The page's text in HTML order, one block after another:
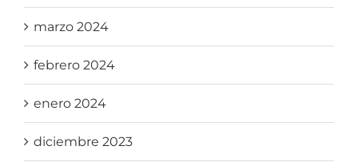
marzo 2024
febrero 2024
enero 2024
diciembre 2023